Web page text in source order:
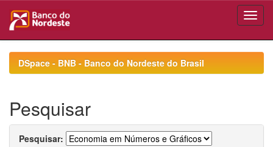
navigationDSpace - BNB - Banco do Nordeste do Brasil
Pesquisar
Pesquisar: